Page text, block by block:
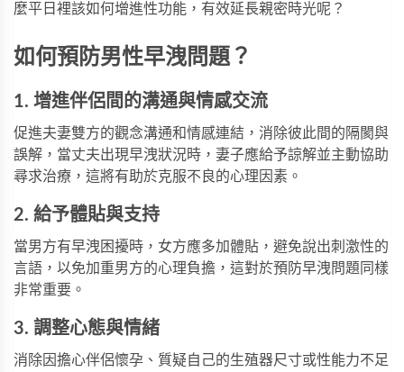
麼平日裡該如何增進性功能，有效延長親密時光呢？
如何預防男性早洩問題？
1. 增進伴侶間的溝通與情感交流
促進夫妻雙方的觀念溝通和情感連結，消除彼此間的隔閡與
誤解，當丈夫出現早洩狀況時，妻子應給予諒解並主動協助
尋求治療，這將有助於克服不良的心理因素。
2. 給予體貼與支持
當男方有早洩困擾時，女方應多加體貼，避免說出刺激性的
言語，以免加重男方的心理負擔，這對於預防早洩問題同樣
非常重要。
3. 調整心態與情緒
消除因擔心伴侶懷孕、質疑自己的生殖器尺寸或性能力不足